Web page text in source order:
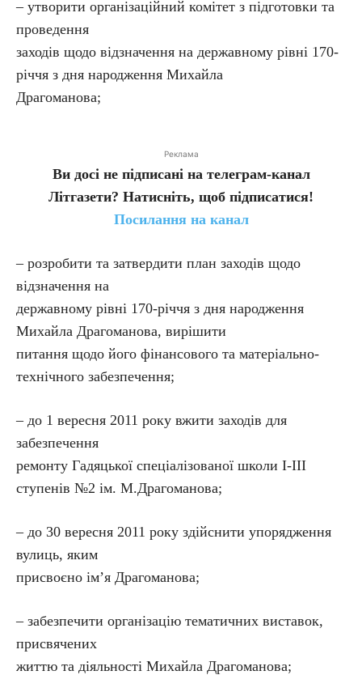
– утворити організаційний комітет з підготовки та
проведення
заходів щодо відзначення на державному рівні 170-
річчя з дня народження Михайла
Драгоманова;
Реклама
Ви досі не підписані на телеграм-канал
Літгазети? Натисніть, щоб підписатися!
Посилання на канал
– розробити та затвердити план заходів щодо
відзначення на
державному рівні 170-річчя з дня народження
Михайла Драгоманова, вирішити
питання щодо його фінансового та матеріально-
технічного забезпечення;
– до 1 вересня 2011 року вжити заходів для
забезпечення
ремонту Гадяцької спеціалізованої школи І-ІІІ
ступенів №2 ім. М.Драгоманова;
– до 30 вересня 2011 року здійснити упорядження
вулиць, яким
присвоєно ім’я Драгоманова;
– забезпечити організацію тематичних виставок,
присвячених
життю та діяльності Михайла Драгоманова;